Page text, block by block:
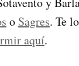
o Sagres. Te
aquí.